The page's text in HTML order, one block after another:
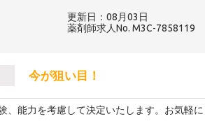
更新日：08月03日
薬剤師求人No. M3C-7858119
今が狙い目！
、能力を考慮して決定いたします。お気軽に